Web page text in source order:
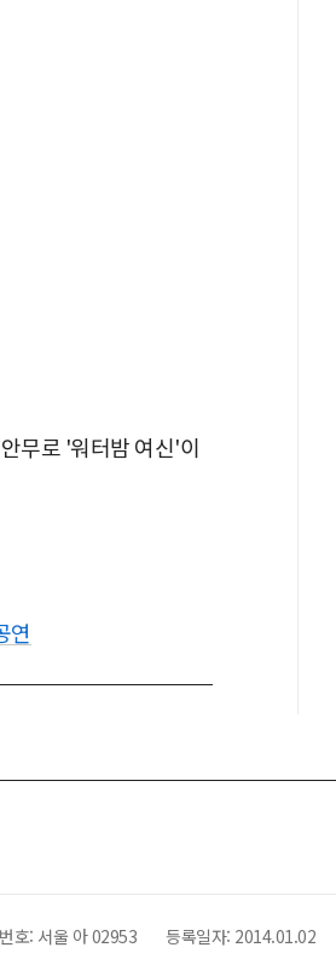
무로 '워터밤 여신'이
연
호: 서울 아 02953 등록일자: 2014.01.02